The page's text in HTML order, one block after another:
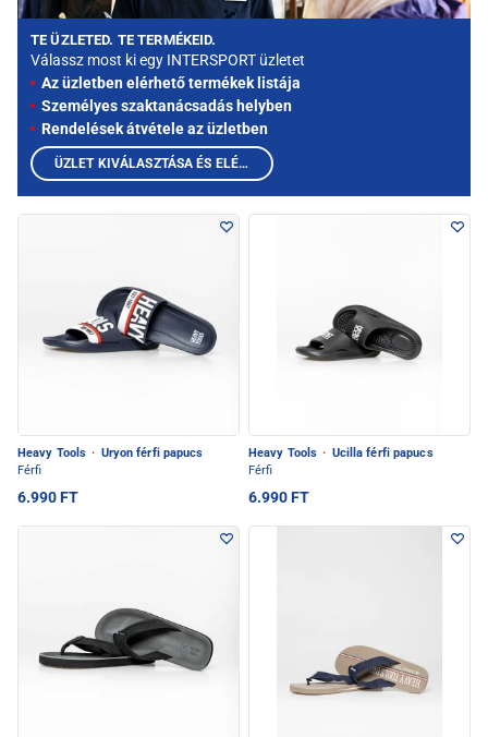
Heavy Tools · Uryon férfi papucs
Férfi
6.990 FT
Heavy Tools · Ucilla férfi papucs
Férfi
6.990 FT
TE ÜZLETED. TE TERMÉKEID.
Válassz most ki egy INTERSPORT üzletet
Az üzletben elérhető termékek listája
Személyes szaktanácsadás helyben
Rendelések átvétele az üzletben
ÜZLET KIVÁLASZTÁSA ÉS ELÉRHETŐ TERMÉKEK MEGTEKINTÉSE